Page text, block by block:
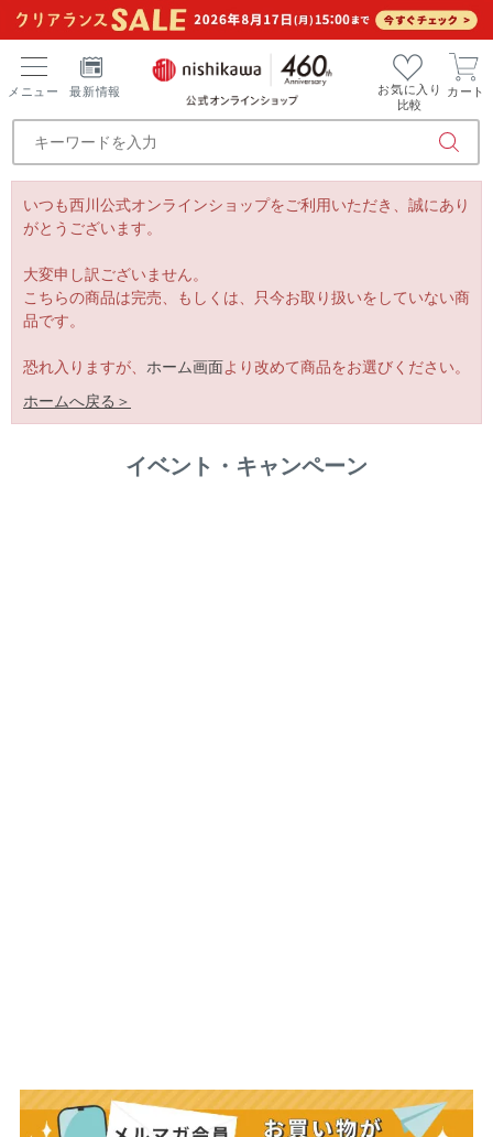
メニュー 最新情報
お気に入り
比較
カート
いつも西川公式オンラインショップをご利用いただき、誠にあり
がとうございます。
大変申し訳ございません。
こちらの商品は完売、もしくは、只今お取り扱いをしていない商
品です。
恐れ入りますが、 ホーム画面より改めて商品をお選びください。
ホームへ戻る＞
イベント・キャンペーン